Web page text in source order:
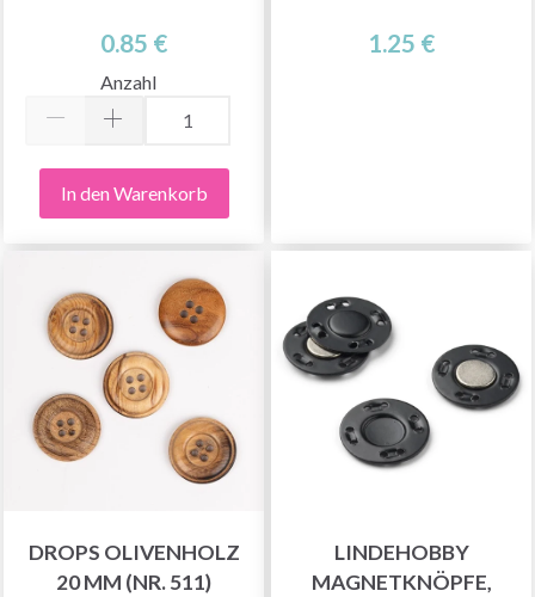
0.85 €
Anzahl
In den Warenkorb
1.25 €
DROPS OLIVENHOLZ
20 MM (NR. 511)
LINDEHOBBY
MAGNETKNÖPFE,